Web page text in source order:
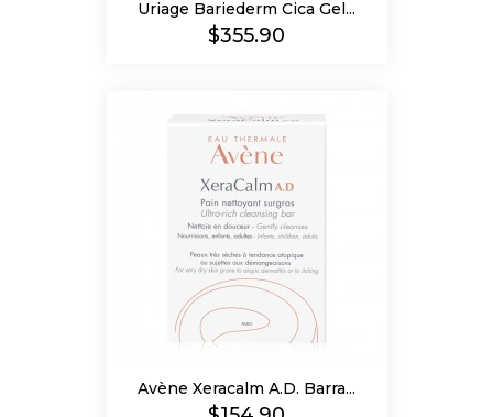
Uriage Bariederm Cica Gel...
Precio
$355.90
Avène Xeracalm A.D. Barra...